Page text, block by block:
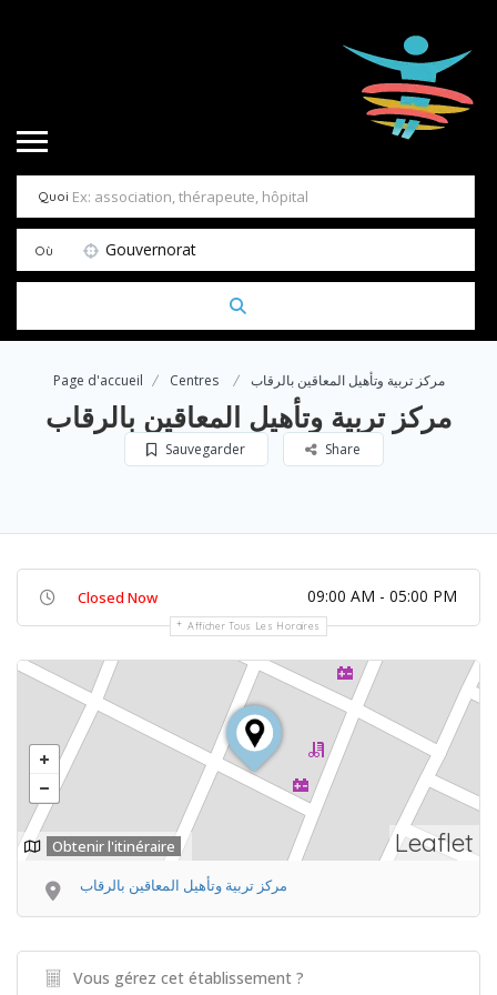
Quoi
Où Gouvernorat
Page d'accueil Centres مركز تربية وتأهيل المعاقين بالرقاب
مركز تربية وتأهيل المعاقين بالرقاب
Sauvegarder Share
Closed Now 09:00 AM - 05:00 PM
Afficher Tous Les Horaires
Leaflet
Obtenir l'itinéraire
مركز تربية وتأهيل المعاقين بالرقاب
Vous gérez cet établissement ?